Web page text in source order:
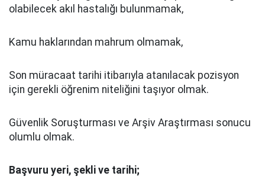
olabilecek akıl hastalığı bulunmamak,
Kamu haklarından mahrum olmamak,
Son müracaat tarihi itibarıyla atanılacak pozisyon
için gerekli öğrenim niteliğini taşıyor olmak.
Güvenlik Soruşturması ve Arşiv Araştırması sonucu
olumlu olmak.
Başvuru yeri, şekli ve tarihi;